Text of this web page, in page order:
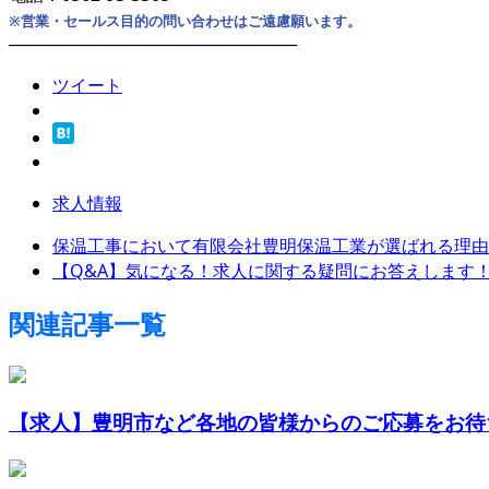
※営業・セールス目的の問い合わせはご遠慮願います。
────────────────────────
ツイート
求人情報
保温工事において有限会社豊明保温工業が選ばれる理由
【Q&A】気になる！求人に関する疑問にお答えします！
関連記事一覧
【求人】豊明市など各地の皆様からのご応募をお